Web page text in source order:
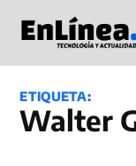
contenido
ETIQUETA: